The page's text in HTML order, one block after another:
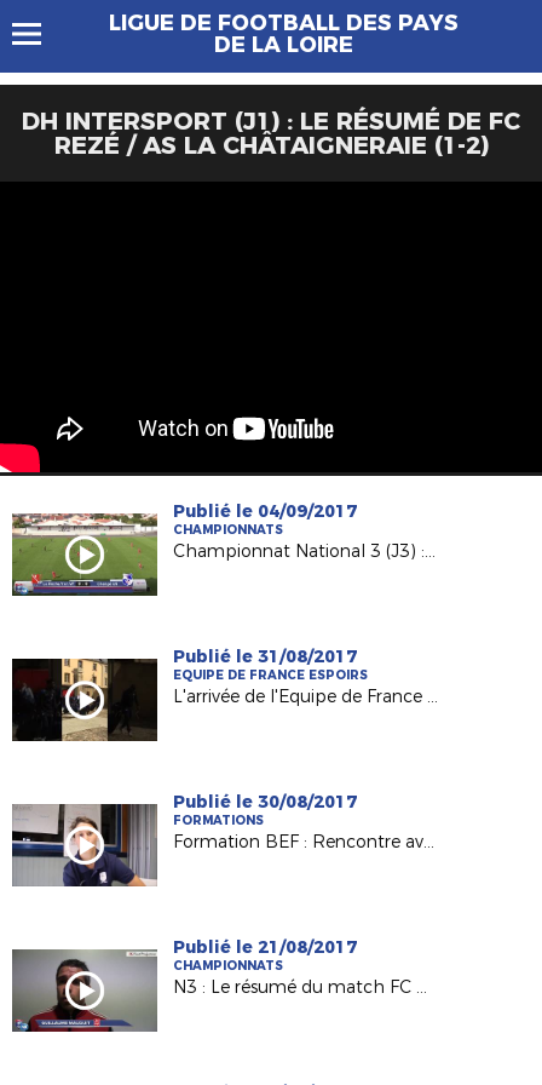
LIGUE DE FOOTBALL DES PAYS
DE LA LOIRE
DH INTERSPORT (J1) : LE RÉSUMÉ DE FC
REZÉ / AS LA CHÂTAIGNERAIE (1-2)
Publié le 04/09/2017
CHAMPIONNATS
Championnat National 3 (J3) : La Roche VF / US Changé (3-0)
Publié le 31/08/2017
EQUIPE DE FRANCE ESPOIRS
L'arrivée de l'Equipe de France Espoirs à Laval !
Publié le 30/08/2017
FORMATIONS
Formation BEF : Rencontre avec Charlène Karsenti, joueuse et éducatrice au Mans FC
Publié le 21/08/2017
CHAMPIONNATS
N3 : Le résumé du match FC Challans / Voltigeurs de Châteaubriant